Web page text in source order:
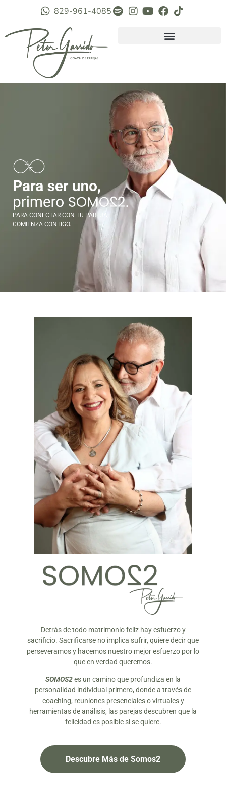
829-961-4085
PARA CONECTAR CON TU PAREJA,
COMIENZA CONTIGO.
Detrás de todo matrimonio feliz hay esfuerzo y
sacrificio. Sacrificarse no implica sufrir, quiere decir que
perseveramos y hacemos nuestro mejor esfuerzo por lo
que en verdad queremos.
SOMOS2es un camino que profundiza en la
personalidad individual primero, donde a través de
coaching, reuniones presenciales o virtuales y
herramientas de análisis, las parejas descubren que la
felicidad es posible si se quiere.
Descubre Más de Somos2